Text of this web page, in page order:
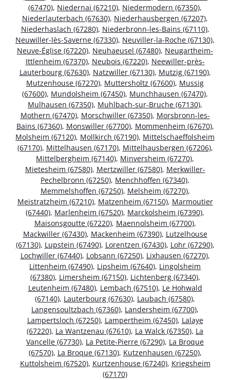
(67470), Niedernai (67210), Niedermodern (67350),
Niederlauterbach (67630), Niederhausbergen (67207),
Niederhaslach (67280), Niederbronn-les-Bains (67110),
Neuwiller-lès-Saverne (67330), Neuviller-la-Roche (67130),
Neuve-Église (67220), Neuhaeusel (67480), Neugartheim-
Ittlenheim (67370), Neubois (67220), Neewiller-près-
Lauterbourg (67630), Natzwiller (67130), Mutzig (67190),
Mutzenhouse (67270), Muttersholtz (67600), Mussig
(67600), Mundolsheim (67450), Munchhausen (67470),
Mulhausen (67350), Muhlbach-sur-Bruche (67130),
Mothern (67470), Morschwiller (67350), Morsbronn-les-
Bains (67360), Monswiller (67700), Mommenheim (67670),
Molsheim (67120), Mollkirch (67190), Mittelschaeffolsheim
(67170), Mittelhausen (67170), Mittelhausbergen (67206),
Mittelbergheim (67140), Minversheim (67270),
Mietesheim (67580), Mertzwiller (67580), Merkwiller-
Pechelbronn (67250), Menchhoffen (67340),
Memmelshoffen (67250), Melsheim (67270),
Meistratzheim (67210), Matzenheim (67150), Marmoutier
(67440), Marlenheim (67520), Marckolsheim (67390),
Maisonsgoutte (67220), Maennolsheim (67700),
Mackwiller (67430), Mackenheim (67390), Lutzelhouse
(67130), Lupstein (67490), Lorentzen (67430), Lohr (67290),
Lochwiller (67440), Lobsann (67250), Lixhausen (67270),
Littenheim (67490), Lipsheim (67640), Lingolsheim
(67380), Limersheim (67150), Lichtenberg (67340),
Leutenheim (67480), Lembach (67510), Le Hohwald
(67140), Lauterbourg (67630), Laubach (67580),
Langensoultzbach (67360), Landersheim (67700),
Lampertsloch (67250), Lampertheim (67450), Lalaye
(67220), La Wantzenau (67610), La Walck (67350), La
Vancelle (67730), La Petite-Pierre (67290), La Broque
(67570), La Broque (67130), Kutzenhausen (67250),
Kuttolsheim (67520), Kurtzenhouse (67240), Kriegsheim
(67170)